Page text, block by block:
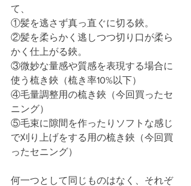
て、
①髪を逃さず真っ直ぐに切る鋏。
②髪を柔らかく逃しつつ切り口が柔ら
かく仕上がる鋏。
③微妙な量感や質感を表現する場合に
使う梳き鋏（梳き率10%以下）
④毛量調整用の梳き鋏（今回買ったセ
ニング）
⑤毛束に隙間を作ったりソフトな感じ
で刈り上げをする用の梳き鋏（今回買
ったセニング）
何一つとして同じものはなく、それぞ